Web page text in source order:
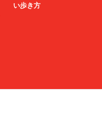
い歩き方